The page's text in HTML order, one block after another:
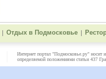
Отдых в Подмосковье
Интернет портал "Подмосковье.ру" носит
определяемой положениями статьи 437